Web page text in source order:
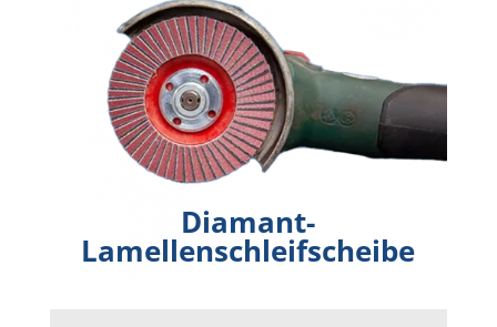
Diamant-
Lamellenschleifscheibe